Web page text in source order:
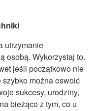
utrzymanie
osobą. Wykorzystaj to.
jeśli początkowo nie
można oswoić
sukcesy, urodziny,
bieżąco z tym, co u